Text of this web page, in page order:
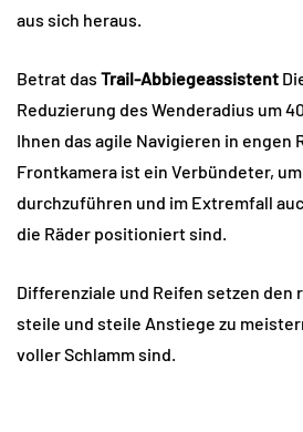
aus sich heraus.
Betrat das Trail-Abbiegeassistent
Reduzierung des Wenderadius um
Ihnen das agile Navigieren in engen
Frontkamera ist ein Verbündeter,
durchzuführen und im Extremfall
die Räder positioniert sind.
Differenziale und Reifen setzen den
steile und steile Anstiege zu
voller Schlamm sind.